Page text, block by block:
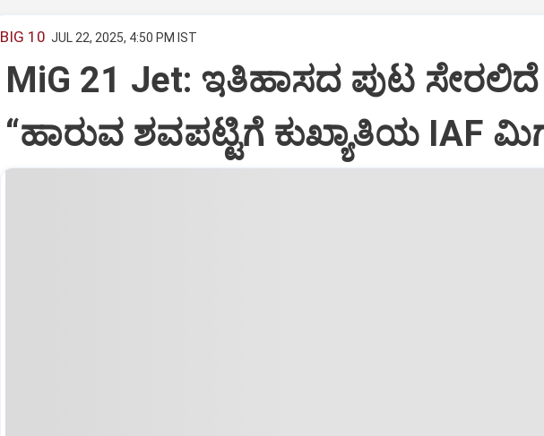
BIG 10 JUL 22, 2025, 4:50 PM IST
MiG 21 Jet: ಇತಿಹಾಸದ ಪುಟ ಸೇರಲಿದೆ
“ಹಾರುವ ಶವಪಟ್ಟಿಗೆ ಕುಖ್ಯಾತಿಯ IAF